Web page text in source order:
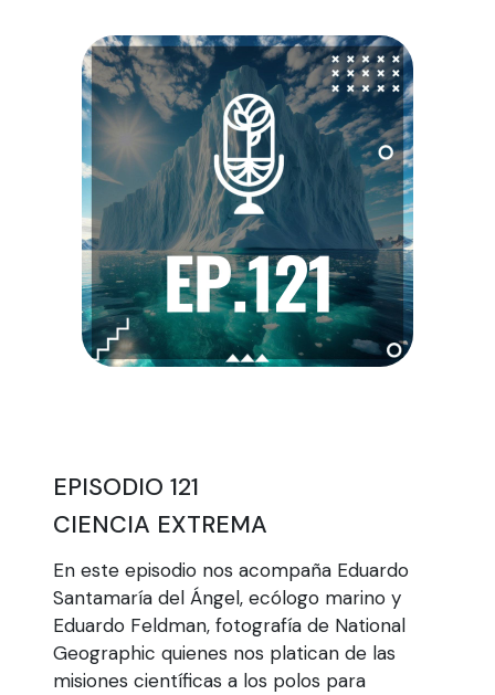
EPISODIO 121
CIENCIA EXTREMA
En este episodio nos acompaña Eduardo
Santamaría del Ángel, ecólogo marino y
Eduardo Feldman, fotografía de National
Geographic quienes nos platican de las
misiones científicas a los polos para